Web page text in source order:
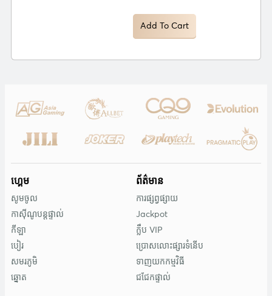
Add To Cart
ហ្គេម
សូមចូល
កាស៊ីណូបន្តផ្ទាល់
កីឡា
បៀរ
សមរភូមិ
ឆ្នោត
ព័ត៌មាន
ការផ្សព្វផ្សាយ
Jackpot
ក្លឹប VIP
ប្រោសលោះផ្សារទំនើប
ទាញយកកម្មវិធី
ជជែកផ្ទាល់